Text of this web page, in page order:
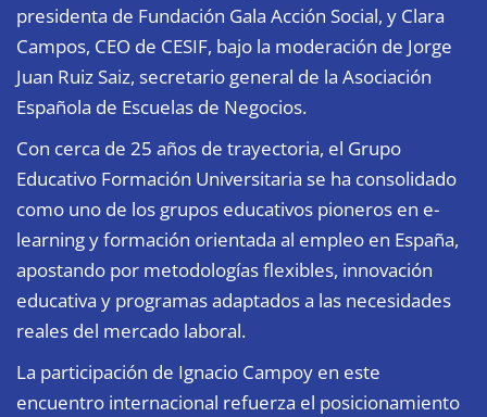
presidenta de Fundación Gala Acción Social, y Clara
Campos, CEO de CESIF, bajo la moderación de Jorge
Juan Ruiz Saiz, secretario general de la Asociación
Española de Escuelas de Negocios.
Con cerca de 25 años de trayectoria, el Grupo
Educativo Formación Universitaria se ha consolidado
como uno de los grupos educativos pioneros en e-
learning y formación orientada al empleo en España,
apostando por metodologías flexibles, innovación
educativa y programas adaptados a las necesidades
reales del mercado laboral.
La participación de Ignacio Campoy en este
encuentro internacional refuerza el posicionamiento